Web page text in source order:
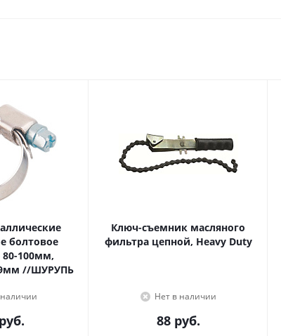
болтовое
80-100мм,
//ШУРУПЬ
Ключ-съемник масляного
фильтра цепной, Heavy Duty
Нет в наличии
88руб.